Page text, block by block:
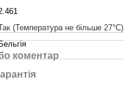
(Температура не більше 27°C)
Бельгія
коментар